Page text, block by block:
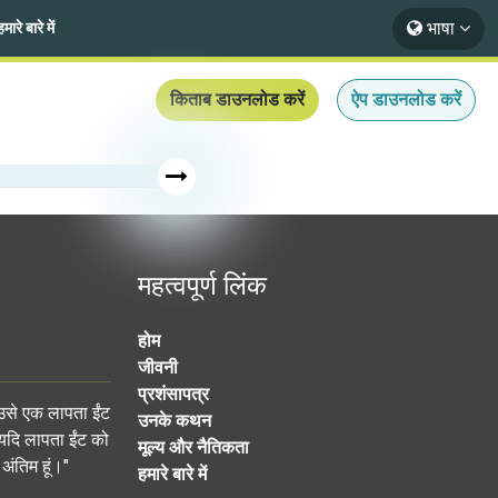
बारे में भाषा
किताब डाउनलोड करें ऐप डाउनलोड करें
एक लापता ईंट
लापता ईंट को
अंतिम हूं।"
महत्वपूर्ण लिंक
होम
जीवनी
प्रशंसापत्र
उनके कथन
मूल्य और नैतिकता
हमारे बारे में